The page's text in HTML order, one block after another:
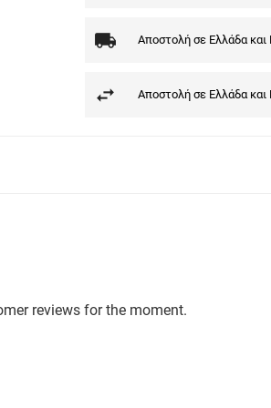
Αποστολή σε Ελλάδα και
Αποστολή σε Ελλάδα και
reviews for the moment.